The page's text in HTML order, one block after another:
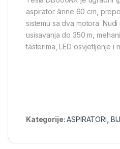
aspirator širine 60 cm,
sistemu sa dva motora.
usisavanja do 350 m,
tasterima, LED osvjetljenje i
Kategorije:ASPIRATORI